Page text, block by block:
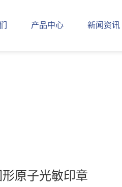
产品中心 新闻资讯
形原子光敏印章